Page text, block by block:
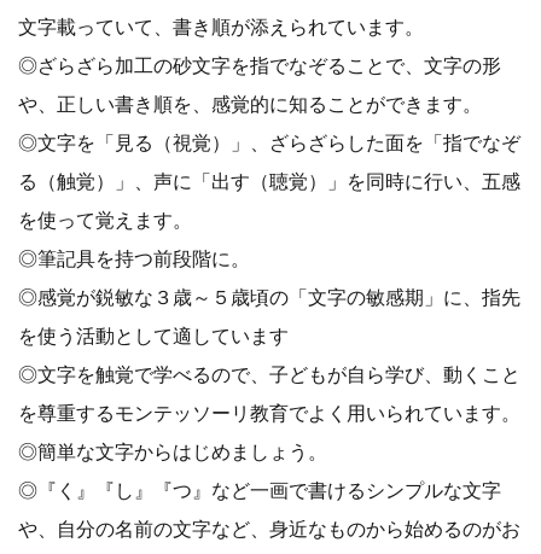
文字載っていて、書き順が添えられています。
◎ざらざら加工の砂文字を指でなぞることで、文字の形
や、正しい書き順を、感覚的に知ることができます。
◎文字を「見る（視覚）」、ざらざらした面を「指でなぞ
る（触覚）」、声に「出す（聴覚）」を同時に行い、五感
を使って覚えます。
◎筆記具を持つ前段階に。
◎感覚が鋭敏な３歳～５歳頃の「文字の敏感期」に、指先
を使う活動として適しています
◎文字を触覚で学べるので、子どもが自ら学び、動くこと
を尊重するモンテッソーリ教育でよく用いられています。
◎簡単な文字からはじめましょう。
◎『く』『し』『つ』など一画で書けるシンプルな文字
や、自分の名前の文字など、身近なものから始めるのがお